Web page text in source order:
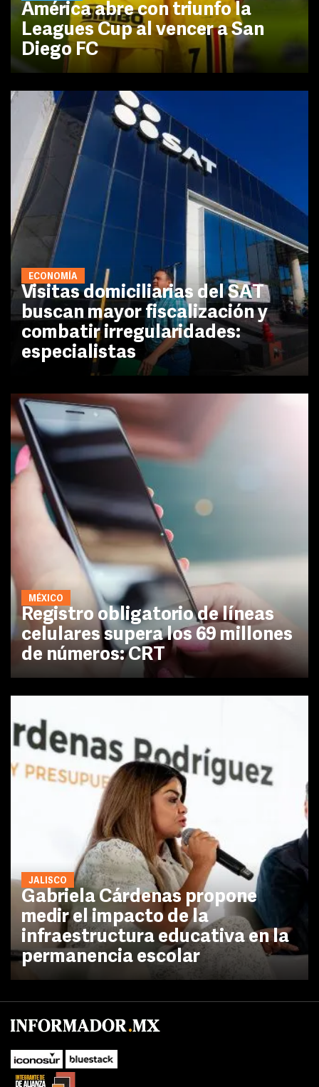
América abre con triunfo la
Leagues Cup al vencer a San
Diego FC
ECONOMÍA
Visitas domiciliarias del SAT
buscan mayor fiscalización y
combatir irregularidades:
especialistas
MÉXICO
Registro obligatorio de líneas
celulares supera los 69 millones
de números: CRT
JALISCO
Gabriela Cárdenas propone
medir el impacto de la
infraestructura educativa en la
permanencia escolar